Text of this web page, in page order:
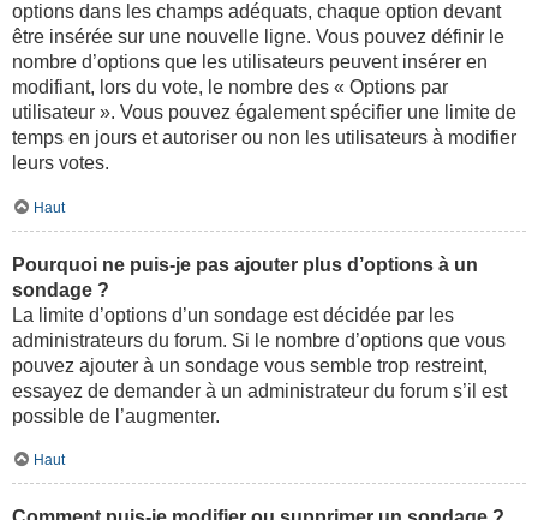
options dans les champs adéquats, chaque option devant
être insérée sur une nouvelle ligne. Vous pouvez définir le
nombre d’options que les utilisateurs peuvent insérer en
modifiant, lors du vote, le nombre des « Options par
utilisateur ». Vous pouvez également spécifier une limite de
temps en jours et autoriser ou non les utilisateurs à modifier
leurs votes.
Haut
Pourquoi ne puis-je pas ajouter plus d’options à un
sondage ?
La limite d’options d’un sondage est décidée par les
administrateurs du forum. Si le nombre d’options que vous
pouvez ajouter à un sondage vous semble trop restreint,
essayez de demander à un administrateur du forum s’il est
possible de l’augmenter.
Haut